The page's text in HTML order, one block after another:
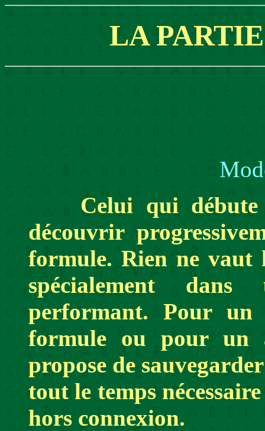
LA
Celui qui débute
découvrir
formule. Rien ne vaut
spécialement
performant. Pour un
formule ou pour un
propose de
tout le temps
hors connexion.